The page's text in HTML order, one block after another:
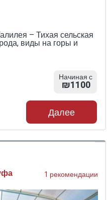
– Тихая сельская
виды на горы и
Начиная с
₪1100
Далее
1 рекомендации